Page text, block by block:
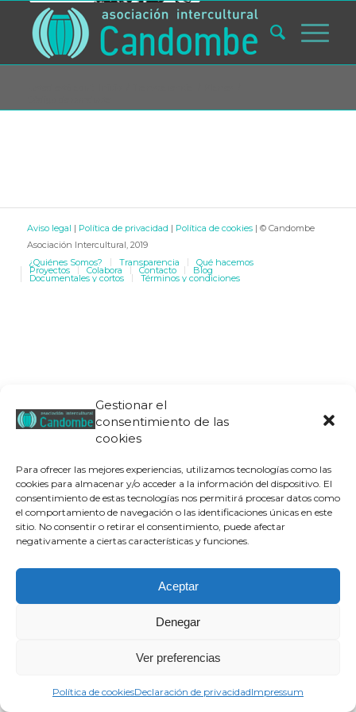
Gestionar el
consentimiento de las
cookies
Para ofrecer las mejores experiencias, utilizamos tecnologías como las
cookies para almacenar y/o acceder a la información del dispositivo. El
consentimiento de estas tecnologías nos permitirá procesar datos como
el comportamiento de navegación o las identificaciones únicas en este
sitio. No consentir o retirar el consentimiento, puede afectar
negativamente a ciertas características y funciones.
Aceptar
Denegar
Ver preferencias
Política de cookiesDeclaración de privacidadImpressum
Aviso legal | Política de privacidad | Política de cookies| © Candombe
Asociación Intercultural, 2019
¿Quiénes Somos?
Transparencia Qué hacemos
Proyectos Colabora Contacto Blog
Documentales y cortos Términos y condiciones